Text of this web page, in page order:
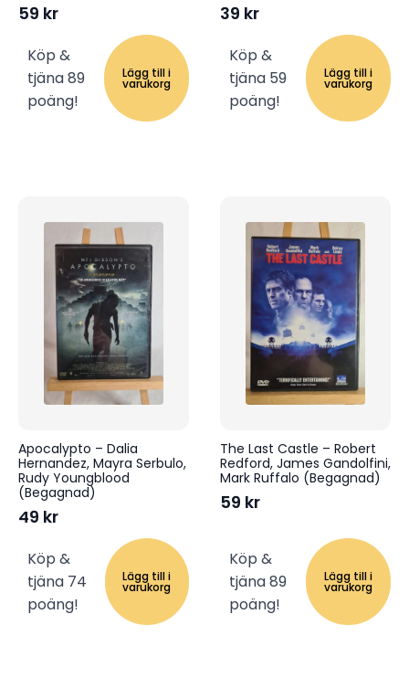
59 kr
Köp &
tjäna 89
poäng!
Lägg till i
varukorg
39 kr
Köp &
tjäna 59
poäng!
Lägg till i
varukorg
Apocalypto – Dalia
Hernandez, Mayra Serbulo,
Rudy Youngblood
(Begagnad)
49 kr
Köp &
tjäna 74
poäng!
Lägg till i
varukorg
The Last Castle – Robert
Redford, James Gandolfini,
Mark Ruffalo (Begagnad)
59 kr
Köp &
tjäna 89
poäng!
Lägg till i
varukorg